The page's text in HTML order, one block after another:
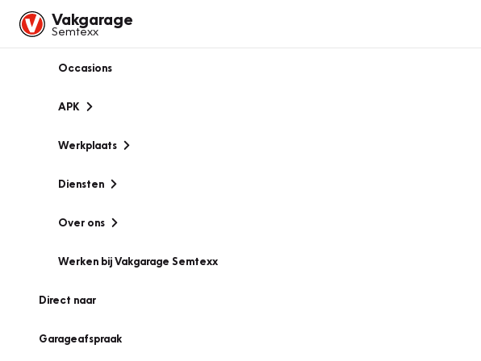
Vakgarage
Semtexx
Occasions
APK
Werkplaats
Diensten
Over ons
Werken bij Vakgarage Semtexx
Direct naar
Garageafspraak